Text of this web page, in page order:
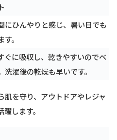
にひんやりと感じ、暑い日でも
。
ぐに吸収し、乾きやすいのでベ
洗濯後の乾燥も早いです。
肌を守り、アウトドアやレジャ
します。